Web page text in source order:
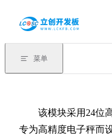
菜单
该模块采用24位高
专为高精度电子秤而